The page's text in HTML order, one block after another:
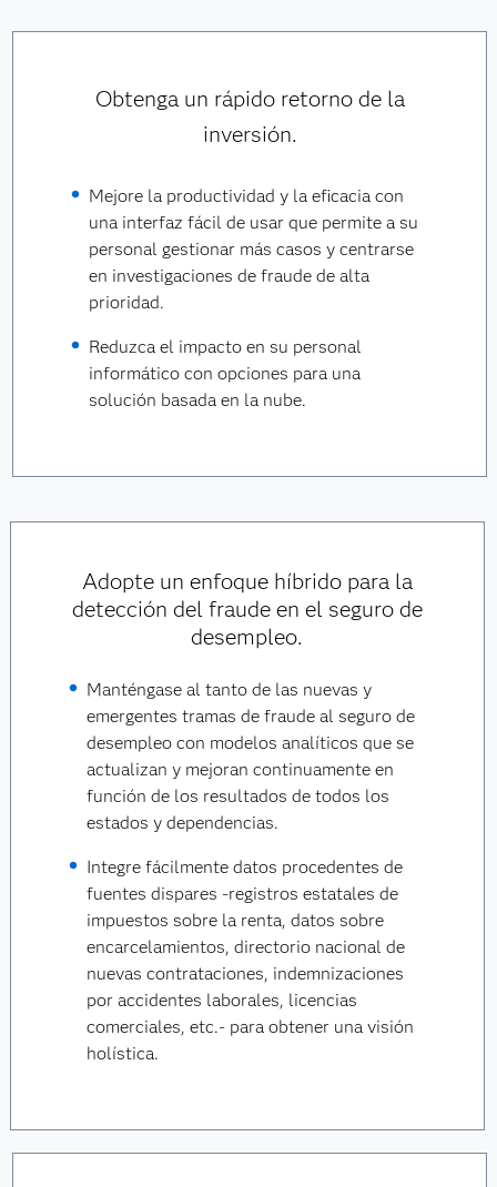
Obtenga un rápido retorno de la
inversión.
Mejore la productividad y la eficacia con
una interfaz fácil de usar que permite a su
personal gestionar más casos y centrarse
en investigaciones de fraude de alta
prioridad.
Reduzca el impacto en su personal
informático con opciones para una
solución basada en la nube.
Adopte un enfoque híbrido para la
detección del fraude en el seguro de
desempleo.
Manténgase al tanto de las nuevas y
emergentes tramas de fraude al seguro de
desempleo con modelos analíticos que se
actualizan y mejoran continuamente en
función de los resultados de todos los
estados y dependencias.
Integre fácilmente datos procedentes de
fuentes dispares -registros estatales de
impuestos sobre la renta, datos sobre
encarcelamientos, directorio nacional de
nuevas contrataciones, indemnizaciones
por accidentes laborales, licencias
comerciales, etc.- para obtener una visión
holística.